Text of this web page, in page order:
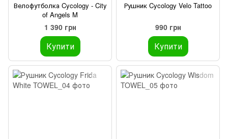
Велофутболка Cycology - City
of Angels M
1 390 грн
Купити
Рушник Cycology Velo Tattoo
990 грн
Купити